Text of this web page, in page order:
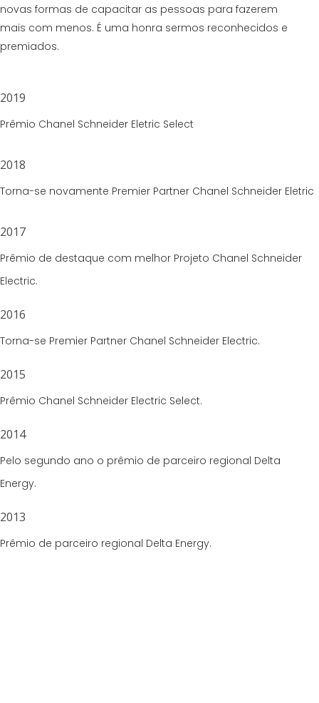
novas formas de capacitar as pessoas para fazerem
mais com menos. É uma honra sermos reconhecidos e
premiados.
2019
Prêmio Chanel Schneider Eletric Select
2018
Torna-se novamente Premier Partner Chanel Schneider Eletric
2017
Prêmio de destaque com melhor Projeto Chanel Schneider
Electric.
2016
Torna-se Premier Partner Chanel Schneider Electric.
2015
Prêmio Chanel Schneider Electric Select.
2014
Pelo segundo ano o prêmio de parceiro regional Delta
Energy.
2013
Prêmio de parceiro regional Delta Energy.